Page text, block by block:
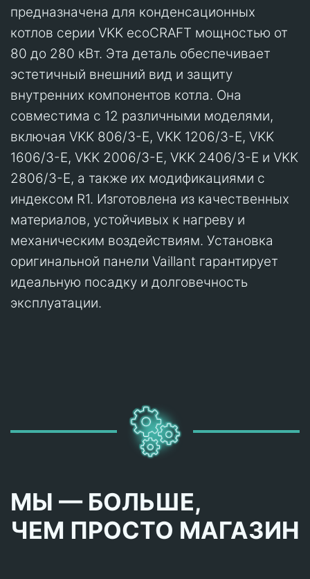
предназначена для конденсационных
котлов серии VKK ecoCRAFT мощностью от
80 до 280 кВт. Эта деталь обеспечивает
эстетичный внешний вид и защиту
внутренних компонентов котла. Она
совместима с 12 различными моделями,
включая VKK 806/3-E, VKK 1206/3-E, VKK
1606/3-E, VKK 2006/3-E, VKK 2406/3-E и VKK
2806/3-E, а также их модификациями с
индексом R1. Изготовлена из качественных
материалов, устойчивых к нагреву и
механическим воздействиям. Установка
оригинальной панели Vaillant гарантирует
идеальную посадку и долговечность
эксплуатации.
МЫ — БОЛЬШЕ,
ЧЕМ ПРОСТО МАГАЗИН